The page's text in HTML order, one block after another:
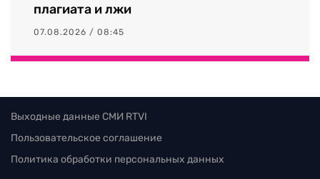
плагиата и лжи
07.08.2026 / 08:45
Выходные данные СМИ RTVI
Пользовательское соглашение
Политика обработки персональных данных